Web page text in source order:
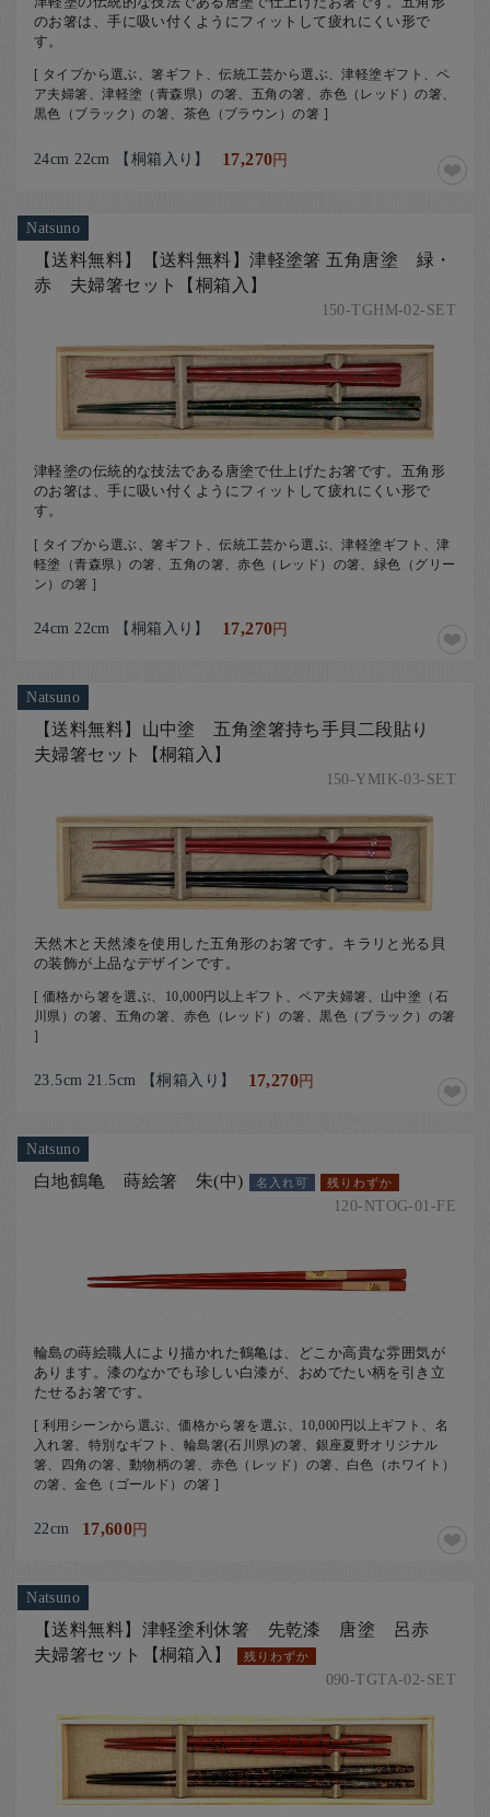
のお箸は、手に吸い付くようにフィットして疲れにくい形で
す。
[ タイプから選ぶ、箸ギフト、伝統工芸から選ぶ、津軽塗ギフト、ペ
ア夫婦箸、津軽塗（青森県）の箸、五角の箸、赤色（レッド）の箸、
黒色（ブラック）の箸、茶色（ブラウン）の箸 ]
24cm 22cm 【桐箱入り】 17,270円
Natsuno
【送料無料】【送料無料】津軽塗箸 五角唐塗 緑・
赤 夫婦箸セット【桐箱入】
150-TGHM-02-SET
津軽塗の伝統的な技法である唐塗で仕上げたお箸です。五角形
のお箸は、手に吸い付くようにフィットして疲れにくい形で
す。
[ タイプから選ぶ、箸ギフト、伝統工芸から選ぶ、津軽塗ギフト、津
軽塗（青森県）の箸、五角の箸、赤色（レッド）の箸、緑色（グリー
ン）の箸 ]
24cm 22cm 【桐箱入り】 17,270円
Natsuno
【送料無料】山中塗 五角塗箸持ち手貝二段貼り
夫婦箸セット【桐箱入】
150-YMIK-03-SET
天然木と天然漆を使用した五角形のお箸です。キラリと光る貝
の装飾が上品なデザインです。
[ 価格から箸を選ぶ、10,000円以上ギフト、ペア夫婦箸、山中塗（石
川県）の箸、五角の箸、赤色（レッド）の箸、黒色（ブラック）の箸
]
23.5cm 21.5cm 【桐箱入り】 17,270円
Natsuno
白地鶴亀 蒔絵箸 朱(中) 名入れ可 残りわずか
120-NTOG-01-FE
輪島の蒔絵職人により描かれた鶴亀は、どこか高貴な雰囲気が
あります。漆のなかでも珍しい白漆が、おめでたい柄を引き立
たせるお箸です。
[ 利用シーンから選ぶ、価格から箸を選ぶ、10,000円以上ギフト、名
入れ箸、特別なギフト、輪島箸(石川県)の箸、銀座夏野オリジナル
箸、四角の箸、動物柄の箸、赤色（レッド）の箸、白色（ホワイト）
の箸、金色（ゴールド）の箸 ]
22cm 17,600円
Natsuno
【送料無料】津軽塗利休箸 先乾漆 唐塗 呂赤
夫婦箸セット【桐箱入】
残りわずか
090-TGTA-02-SET